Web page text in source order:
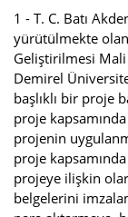
1 - T. C. Batı
yürütülmekte
Geliştirilmesi Mali
Demirel
başlıklı bir proje
proje
projenin
proje
projeye ilişkin
belgelerini